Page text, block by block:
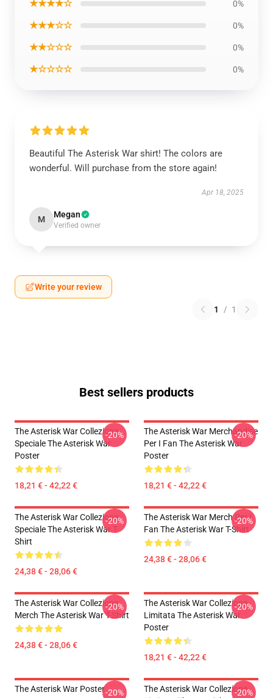
★★★★☆ 0%
★★★☆☆ 0%
★★☆☆☆ 0%
★☆☆☆☆ 0%
Beautiful The Asterisk War shirt! The colors are
wonderful. Will purchase from the store again!
Apr 18, 2025
M Megan
Verified owner
Write your review
1 / 1
Best sellers products
The Asterisk War Collezione
Speciale The Asterisk War
Poster
18,21 € - 42,22 €
-20%
The Asterisk War Merchandise
Per I Fan The Asterisk War
Poster
18,21 € - 42,22 €
-20%
The Asterisk War Collezione
Speciale The Asterisk War T-
Shirt
24,38 € - 28,06 €
-20%
The Asterisk War Merch Per I
Fan The Asterisk War T-Shirt
24,38 € - 28,06 €
-20%
The Asterisk War Collezione
Merch The Asterisk War T-Shirt
24,38 € - 28,06 €
-20%
The Asterisk War Collezione
Limitata The Asterisk War
Poster
18,21 € - 42,22 €
-20%
The Asterisk War Poster-20%
The Asterisk War Collezione
-20%